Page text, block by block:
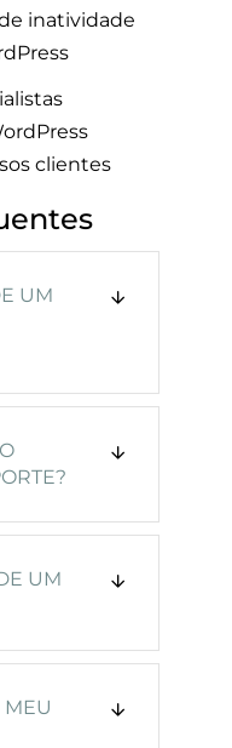
inatividade
clientes
UM
UM
MEU